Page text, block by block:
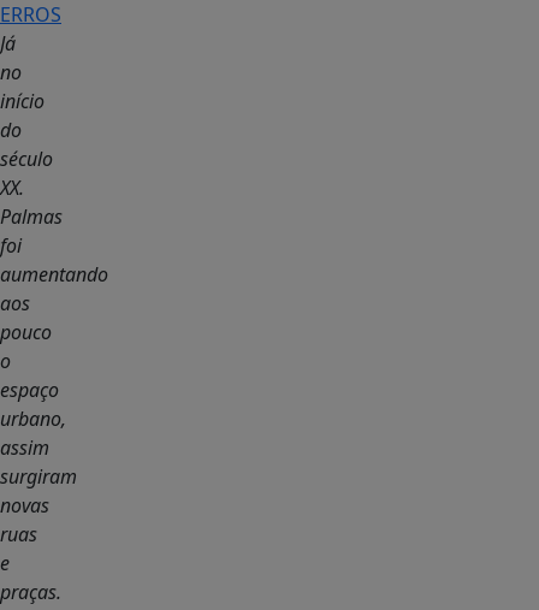
ERROS
Já
no
início
do
século
XX.
Palmas
foi
aumentando
aos
pouco
o
espaço
urbano,
assim
surgiram
novas
ruas
e
praças.